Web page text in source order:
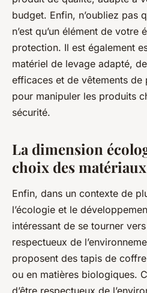
budget. Enfin, n’oubliez pas
n’est qu’un élément de votre
protection. Il est également
matériel de levage adapté,
efficaces et de vêtements de
pour manipuler les produits
sécurité.
La dimension
choix des matériaux
Enfin, dans un contexte de
l’écologie et le
intéressant de se tourner
respectueux de
proposent des tapis de
ou en matières biologiques.
d’être respectueux de